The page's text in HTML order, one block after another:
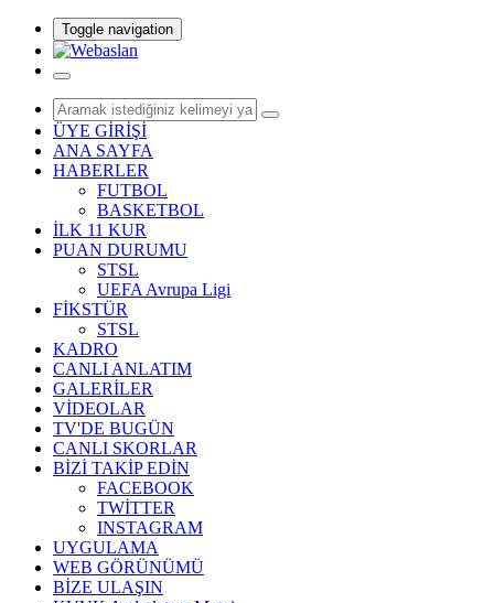
Toggle navigation
ÜYE GİRİŞİ
ANA SAYFA
HABERLER
FUTBOL
BASKETBOL
İLK 11 KUR
PUAN DURUMU
STSL
UEFA Avrupa Ligi
FİKSTÜR
STSL
KADRO
CANLI ANLATIM
GALERİLER
VİDEOLAR
TV'DE BUGÜN
CANLI SKORLAR
BİZİ TAKİP EDİN
FACEBOOK
TWİTTER
INSTAGRAM
UYGULAMA
WEB GÖRÜNÜMÜ
BİZE ULAŞIN